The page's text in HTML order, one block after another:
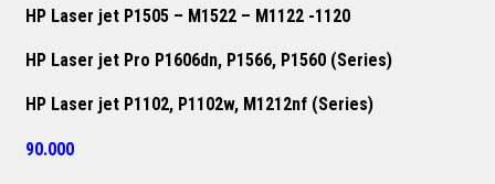
HP Laser jet P1505 – M1522 – M1122 -1120
HP Laser jet Pro P1606dn, P1566, P1560 (Series)
HP Laser jet P1102, P1102w, M1212nf (Series)
90.000